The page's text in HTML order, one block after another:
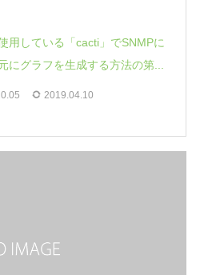
用している「cacti」でSNMPに
にグラフを生成する方法の第...
2019.04.10